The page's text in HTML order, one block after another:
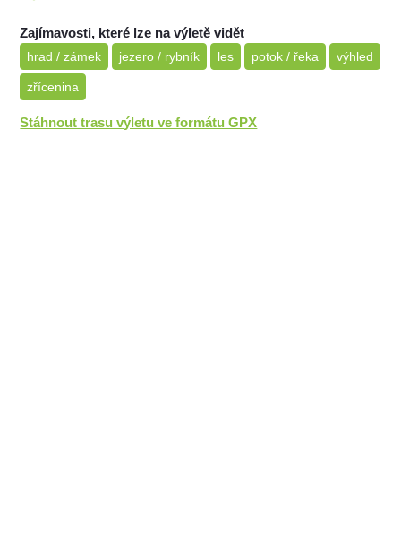
Zajímavosti, které lze na výletě vidět
hrad / zámek jezero / rybník les potok / řeka výhled
zřícenina
Stáhnout trasu výletu ve formátu GPX